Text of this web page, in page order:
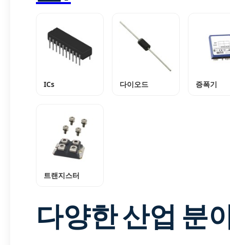
ICs 다이오드 증폭기
트랜지스터
다양한 산업 분